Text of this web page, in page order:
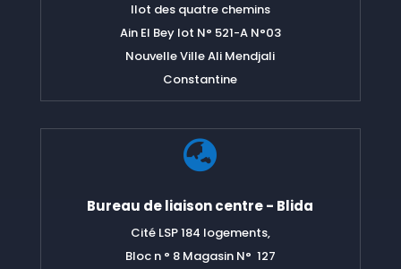
Ilot des quatre chemins
Ain El Bey lot N° 521-A N°03
Nouvelle Ville Ali Mendjali
Constantine

Bureau de liaison centre - Blida
Cité LSP 184 logements,
Bloc n ° 8 Magasin N° 127